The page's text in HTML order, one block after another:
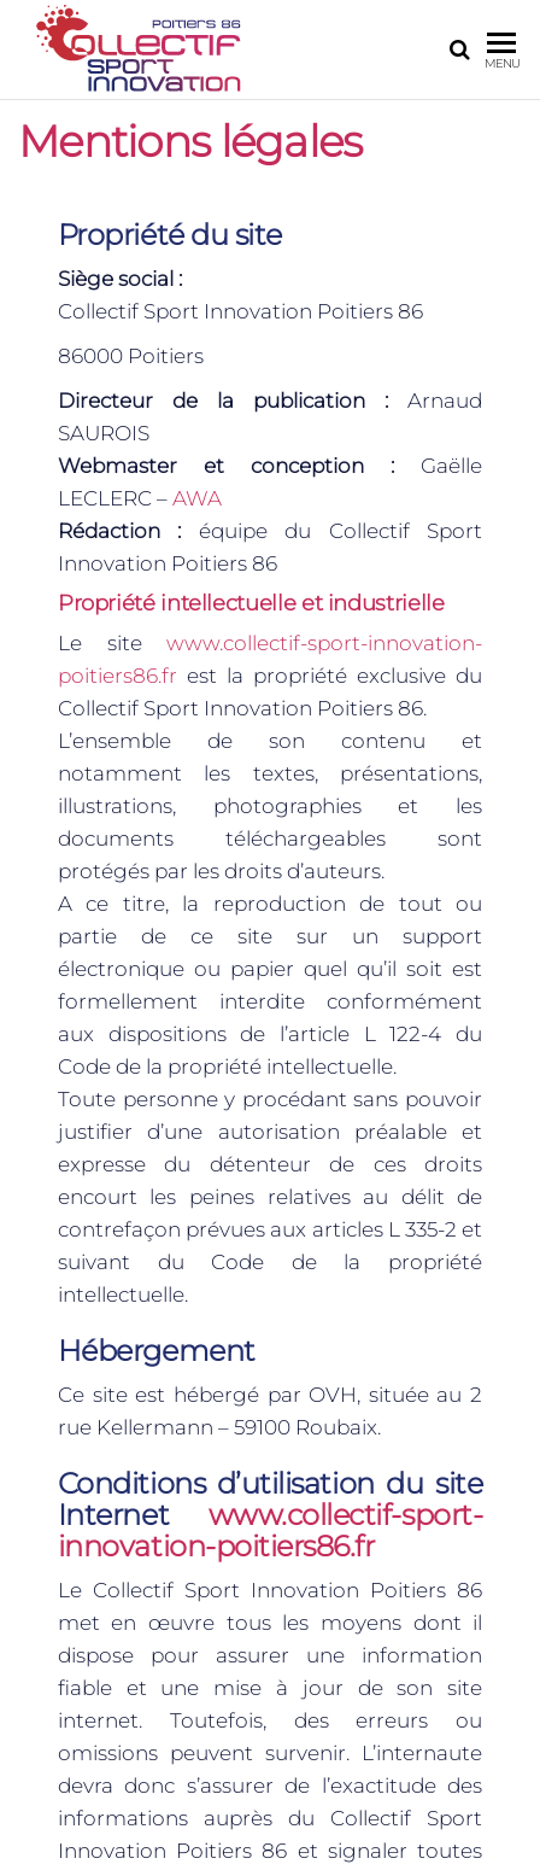
COLLECTIF
SPORT
INNOVATION
sur Poitiers
MENU
Mentions légales
Propriété du site
Siège social :
Collectif Sport Innovation Poitiers 86
86000 Poitiers
Directeur de la publication : Arnaud
SAUROIS
Webmaster et conception : Gaëlle
LECLERC – AWA
Rédaction : équipe du Collectif Sport
Innovation Poitiers 86
Propriété intellectuelle et industrielle
Le sitewww.collectif-sport-innovation-
poitiers86.fr est la propriété exclusive du
Collectif Sport Innovation Poitiers 86.
L’ensemble de son contenu et
notamment les textes, présentations,
illustrations, photographies et les
documents téléchargeables sont
protégés par les droits d’auteurs.
A ce titre, la reproduction de tout ou
partie de ce site sur un support
électronique ou papier quel qu’il soit est
formellement interdite conformément
aux dispositions de l’article L 122-4 du
Code de la propriété intellectuelle.
Toute personne y procédant sans pouvoir
justifier d’une autorisation préalable et
expresse du détenteur de ces droits
encourt les peines relatives au délit de
contrefaçon prévues aux articles L 335-2 et
suivant du Code de la propriété
intellectuelle.
Hébergement
Ce site est hébergé par OVH, située au 2
rue Kellermann – 59100 Roubaix.
Conditions d’utilisation du site
Internet www.collectif-sport-
innovation-poitiers86.fr
Le Collectif Sport Innovation Poitiers 86
met en œuvre tous les moyens dont il
dispose pour assurer une information
fiable et une mise à jour de son site
internet. Toutefois, des erreurs ou
omissions peuvent survenir. L’internaute
devra donc s’assurer de l’exactitude des
informations auprès du Collectif Sport
Innovation Poitiers 86 et signaler toutes